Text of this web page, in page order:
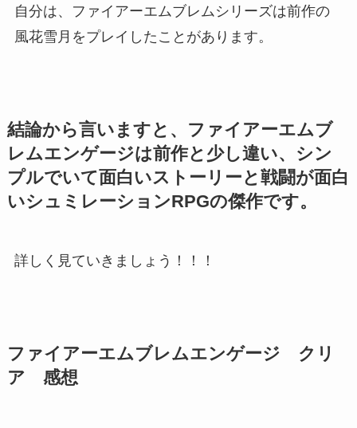
自分は、ファイアーエムブレムシリーズは前作の
風花雪月をプレイしたことがあります。
結論から言いますと、ファイアーエムブ
レムエンゲージは前作と少し違い、シン
プルでいて面白いストーリーと戦闘が面白
いシュミレーションRPGの傑作です。
詳しく見ていきましょう！！！
ファイアーエムブレムエンゲージ クリ
ア 感想